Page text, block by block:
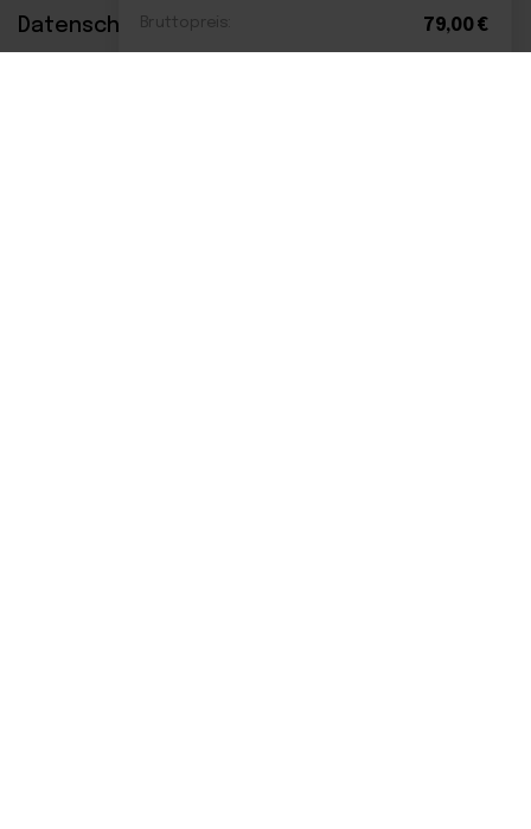
Bruttopreis: 79,00 €
Datenschutzerklärung